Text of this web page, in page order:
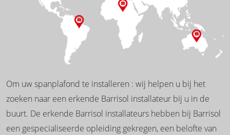
Om uw spanplafond te installeren : wij helpen u bij het
zoeken naar een erkende Barrisol installateur bij u in de
buurt. De erkende Barrisol installateurs hebben bij Barrisol
een gespecialiseerde opleiding gekregen, een belofte van